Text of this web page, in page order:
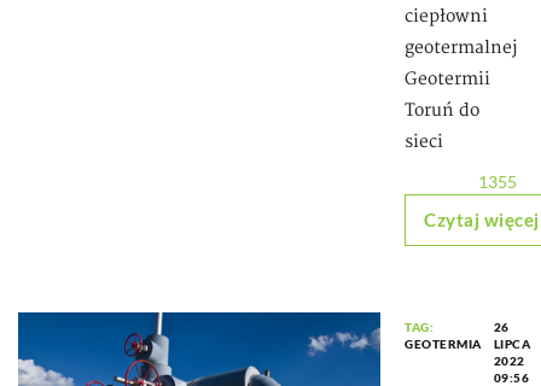
ciepłowni
geotermalnej
Geotermii
Toruń do
sieci
1355
Czytaj więcej
TAG:
GEOTERMIA
26
LIPCA
2022
09:56